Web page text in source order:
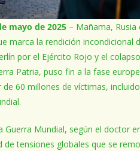
mayo de 2025 – Mañama,
marca la rendición incondicional
por el Ejército Rojo y el
Patria, puso fin a la fase
de 60 millones de víctimas,
Guerra Mundial, según el doctor
de tensiones globales que se